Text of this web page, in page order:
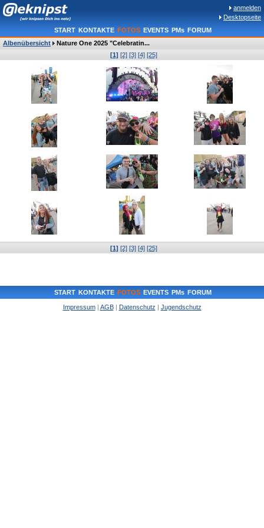
anmelden
Desktopseite
START KONTAKTE FOTOS EVENTS PMs FORUM
Albenübersicht
Nature One 2025 "Celebratin...
[1] [2] [3] [4] [25]
[1] [2] [3] [4] [25]
START KONTAKTE FOTOS EVENTS PMs FORUM
Impressum| AGB| Datenschutz | Jugendschutz